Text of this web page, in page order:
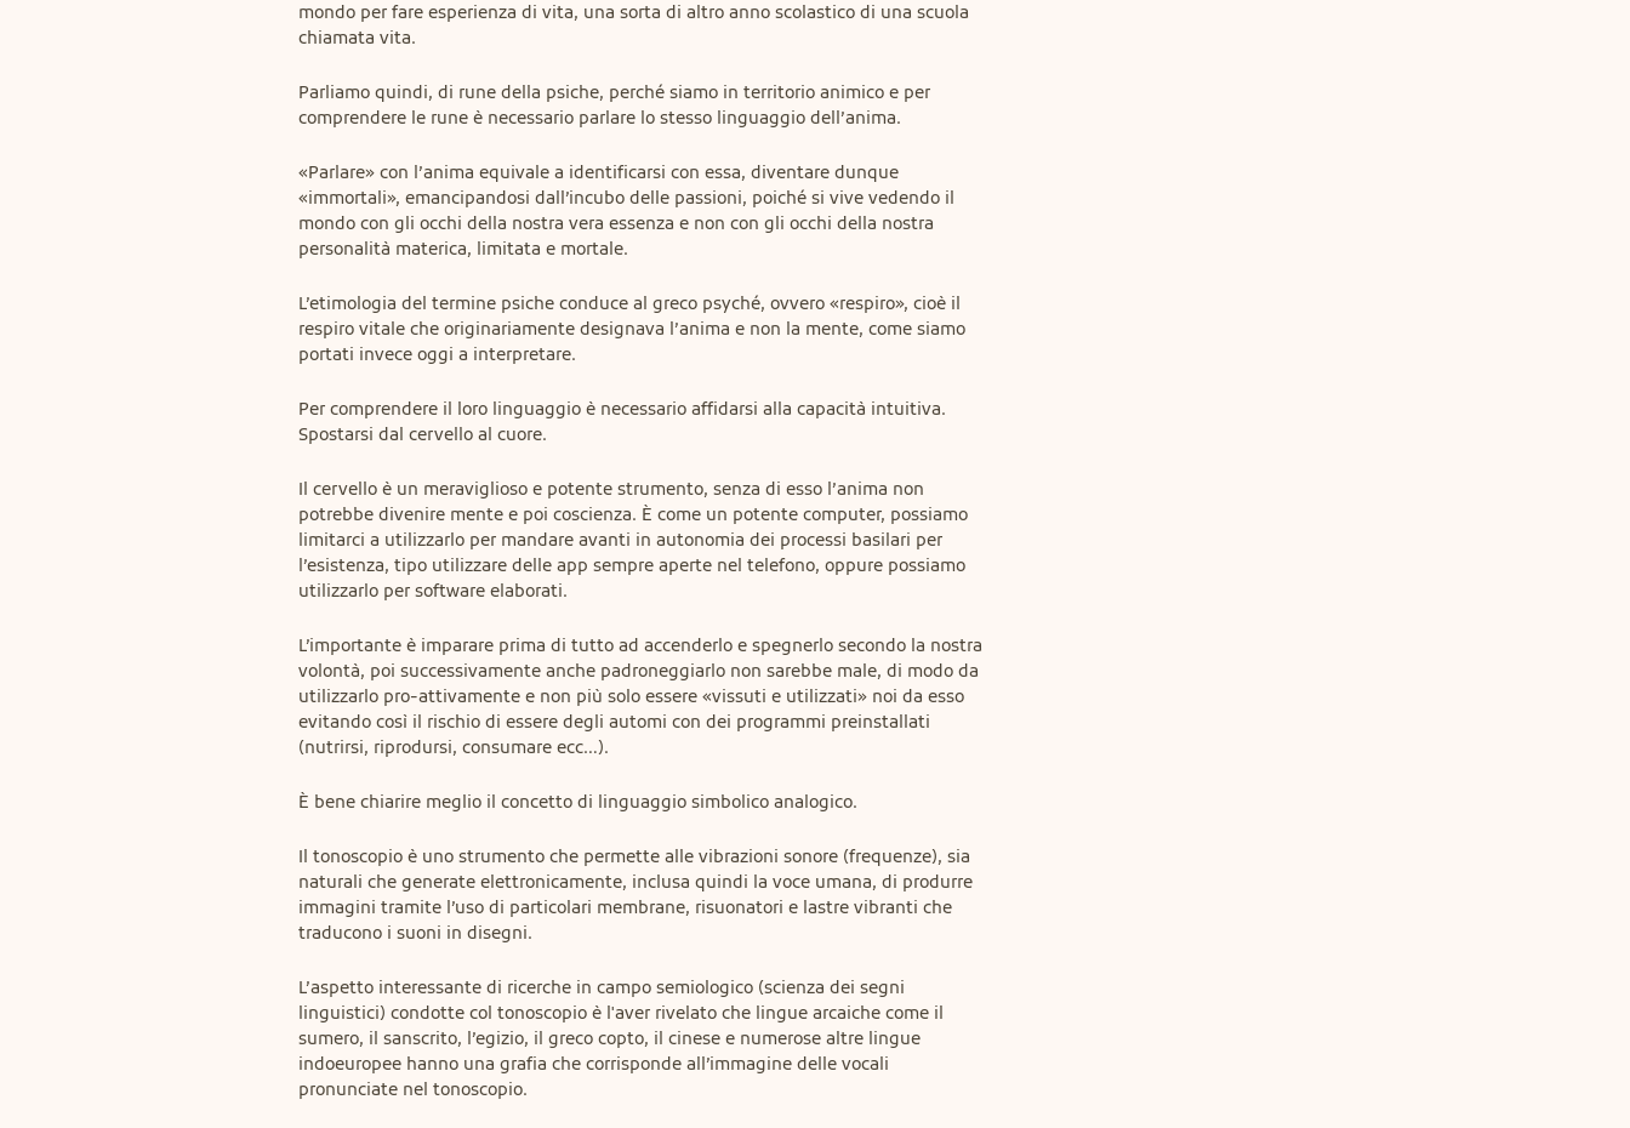
mondo per fare esperienza di vita, una sorta di altro anno scolastico di una scuola
chiamata vita.
Parliamo quindi, di rune della psiche, perché siamo in territorio animico e per
comprendere le rune è necessario parlare lo stesso linguaggio dell’anima.
«Parlare» con l’anima equivale a identificarsi con essa, diventare dunque
«immortali», emancipandosi dall’incubo delle passioni, poiché si vive vedendo il
mondo con gli occhi della nostra vera essenza e non con gli occhi della nostra
personalità materica, limitata e mortale.
L’etimologia del termine psiche conduce al greco psyché, ovvero «respiro», cioè il
respiro vitale che originariamente designava l’anima e non la mente, come siamo
portati invece oggi a interpretare.
Per comprendere il loro linguaggio è necessario affidarsi alla capacità intuitiva.
Spostarsi dal cervello al cuore.
Il cervello è un meraviglioso e potente strumento, senza di esso l’anima non
potrebbe divenire mente e poi coscienza. È come un potente computer, possiamo
limitarci a utilizzarlo per mandare avanti in autonomia dei processi basilari per
l’esistenza, tipo utilizzare delle app sempre aperte nel telefono, oppure possiamo
utilizzarlo per software elaborati.
L’importante è imparare prima di tutto ad accenderlo e spegnerlo secondo la nostra
volontà, poi successivamente anche padroneggiarlo non sarebbe male, di modo da
utilizzarlo pro-attivamente e non più solo essere «vissuti e utilizzati» noi da esso
evitando così il rischio di essere degli automi con dei programmi preinstallati
(nutrirsi, riprodursi, consumare ecc…).
È bene chiarire meglio il concetto di linguaggio simbolico analogico.
Il tonoscopio è uno strumento che permette alle vibrazioni sonore (frequenze), sia
naturali che generate elettronicamente, inclusa quindi la voce umana, di produrre
immagini tramite l’uso di particolari membrane, risuonatori e lastre vibranti che
traducono i suoni in disegni.
L’aspetto interessante di ricerche in campo semiologico (scienza dei segni
linguistici) condotte col tonoscopio è l'aver rivelato che lingue arcaiche come il
sumero, il sanscrito, l’egizio, il greco copto, il cinese e numerose altre lingue
indoeuropee hanno una grafia che corrisponde all’immagine delle vocali
pronunciate nel tonoscopio.